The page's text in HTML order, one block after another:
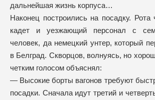
дальнейшая жизнь корпуса…
Наконец построились на посадку. Рота
кадет и уезжающий персонал с
человек, да немецкий унтер, который
в Белград. Скворцов, волнуясь, но
четким голосом объяснял:
— Высокие борты вагонов требуют
посадки. Сначала идут третий и